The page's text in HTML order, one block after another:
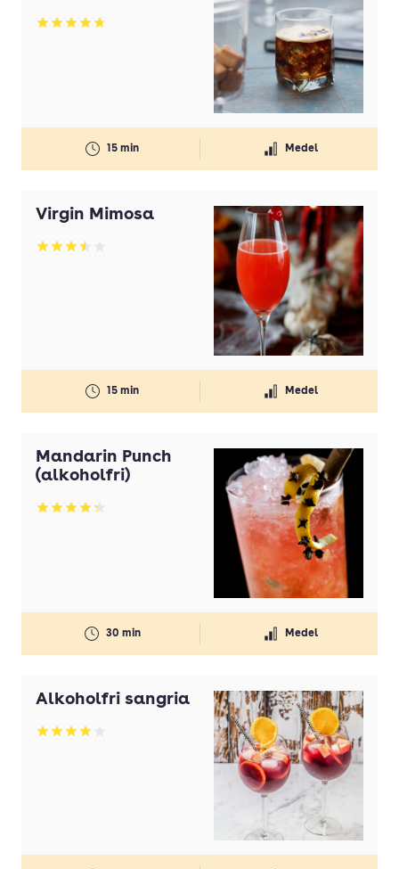
Betyg: 4.75 av 5
15 min Medel
Virgin Mimosa
Betyg: 3.47 av 5
15 min Medel
Mandarin Punch
(alkoholfri)
Betyg: 4.24 av 5
30 min Medel
Alkoholfri sangria
Betyg: 3.84 av 5